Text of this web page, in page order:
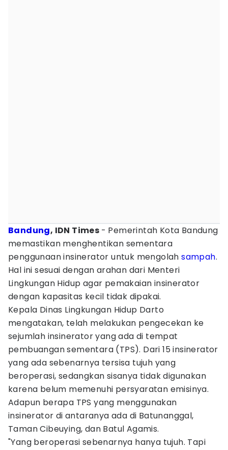
Bandung, IDN Times - Pemerintah Kota Bandung
memastikan menghentikan sementara
penggunaan insinerator untuk mengolahsampah.
Hal ini sesuai dengan arahan dari Menteri
Lingkungan Hidup agar pemakaian insinerator
dengan kapasitas kecil tidak dipakai.
Kepala Dinas Lingkungan Hidup Darto
mengatakan, telah melakukan pengecekan ke
sejumlah insinerator yang ada di tempat
pembuangan sementara (TPS). Dari 15 insinerator
yang ada sebenarnya tersisa tujuh yang
beroperasi, sedangkan sisanya tidak digunakan
karena belum memenuhi persyaratan emisinya.
Adapun berapa TPS yang menggunakan
insinerator di antaranya ada di Batunanggal,
Taman Cibeuying, dan Batul Agamis.
"Yang beroperasi sebenarnya hanya tujuh. Tapi